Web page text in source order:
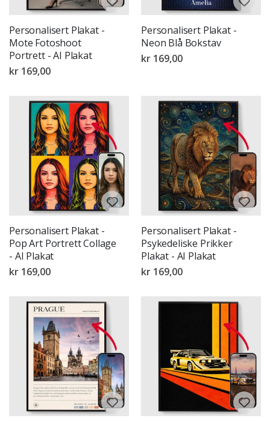
Personalisert Plakat -
Mote Fotoshoot
Portrett - AI Plakat
kr 169,00
Personalisert Plakat -
Neon Blå Bokstav
kr 169,00
Personalisert Plakat -
Pop Art Portrett Collage
- AI Plakat
kr 169,00
Personalisert Plakat -
Psykedeliske Prikker
Plakat - AI Plakat
kr 169,00